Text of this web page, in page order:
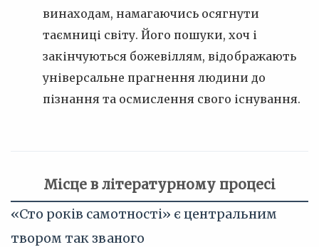
винаходам, намагаючись осягнути
таємниці світу. Його пошуки, хоч і
закінчуються божевіллям, відображають
універсальне прагнення людини до
пізнання та осмислення свого існування.
Місце в літературному процесі
«Сто років самотності» є центральним
твором так званого